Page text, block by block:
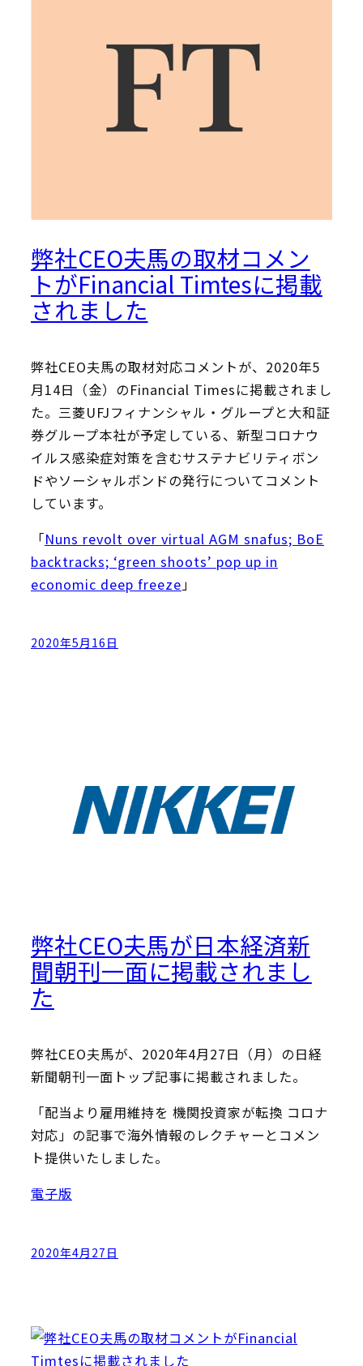
弊社CEO夫馬の取材コメン
トがFinancial Timtesに掲載
されました
弊社CEO夫馬の取材対応コメントが、2020年5
月14日（金）のFinancial Timesに掲載されまし
た。三菱UFJフィナンシャル・グループと大和証
券グループ本社が予定している、新型コロナウ
イルス感染症対策を含むサステナビリティボン
ドやソーシャルボンドの発行についてコメント
しています。
「Nuns revolt over virtual AGM snafus; BoE
backtracks; ‘green shoots’ pop up in
economic deep freeze」
2020年5月16日
弊社CEO夫馬が日本経済新
聞朝刊一面に掲載されまし
た
弊社CEO夫馬が、2020年4月27日（月）の日経
新聞朝刊一面トップ記事に掲載されました。
「配当より雇用維持を 機関投資家が転換 コロナ
対応」の記事で海外情報のレクチャーとコメン
ト提供いたしました。
電子版
2020年4月27日